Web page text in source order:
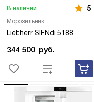
Морозильник
Liebherr SIFNdi 5188
В наличии 5
344 500 руб.